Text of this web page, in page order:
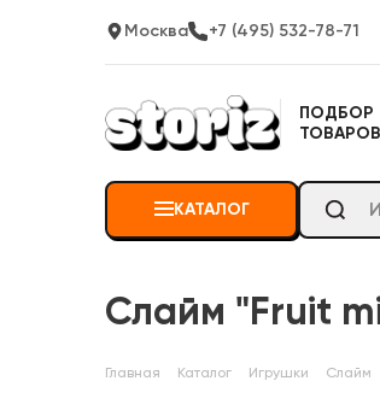
Москва +7 (495) 532-78-71
ПОДБОР
ТОВАРОВ
КАТАЛОГ
Слайм "Fruit
Главная Каталог Игрушки Слайм